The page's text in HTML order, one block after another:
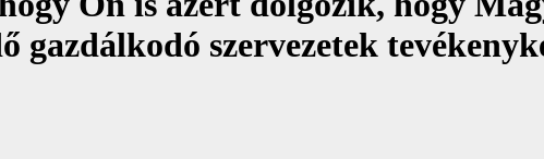
gazdálkodó szervezetek